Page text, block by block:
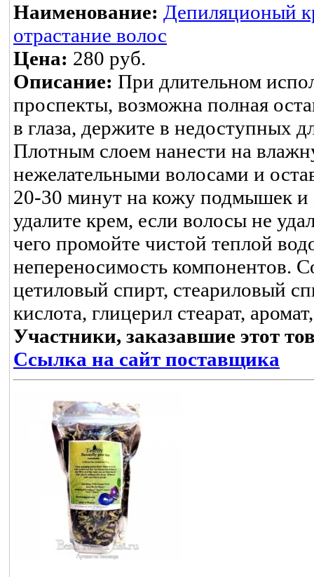
Наименование: Депиляционый
отрастание волос
Цена: 280 руб.
Описание: При длительном
проспекты, возможна полная
в глаза, держите в недоступных
Плотным слоем нанести на
нежелательными волосами и
20-30 минут на кожу подмышек
удалите крем, если волосы не
чего промойте чистой теплой
непереносимость компонентов.
цетиловый спирт, стеариловый
кислота, глицерил стеарат,
Участники, заказавшие этот
Ссылка на сайт поставщика